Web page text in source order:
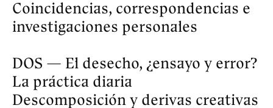
SEIS — El silencio y el ruido, ¿quién
escucha?
Medios de percepción y medios de
producción
Perspectivas y escucha crítica